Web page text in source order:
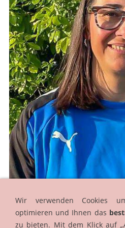
Wir verwenden Cookies
optimieren und Ihnen das
zu bieten. Mit dem Klick auf